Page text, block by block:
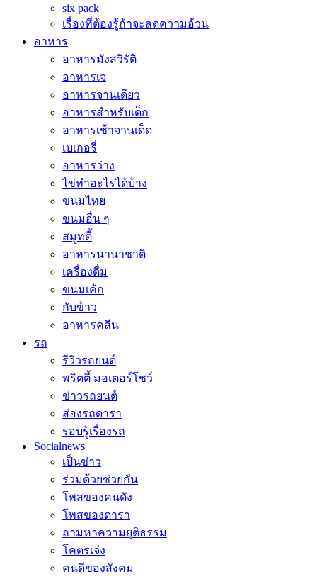
six pack
เรื่องที่ต้องรู้ถ้าจะลดความอ้วน
อาหาร
อาหารมังสวิรัติ
อาหารเจ
อาหารจานเดียว
อาหารสำหรับเด็ก
อาหารเช้าจานเด็ด
เบเกอรี่
อาหารว่าง
ไข่ทำอะไรได้บ้าง
ขนมไทย
ขนมอื่น ๆ
สมูทตี้
อาหารนานาชาติ
เครื่องดื่ม
ขนมเค้ก
กับข้าว
อาหารคลีน
รถ
รีวิวรถยนต์
พริตตี้ มอเตอร์โชว์
ข่าวรถยนต์
ส่องรถดารา
รอบรู้เรื่องรถ
Socialnews
เป็นข่าว
ร่วมด้วยช่วยกัน
โพสของคนดัง
โพสของดารา
ถามหาความยุติธรรม
โคตรเจ๋ง
คนดีของสังคม